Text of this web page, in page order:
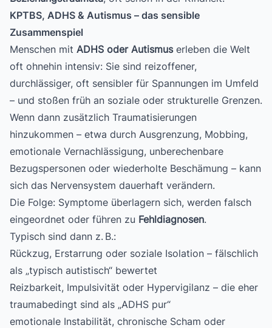
KPTBS, ADHS & Autismus – das sensible
Zusammenspiel
Menschen mit ADHS oder Autismuserleben die Welt
oft ohnehin intensiv: Sie sind reizoffener,
durchlässiger, oft sensibler für Spannungen im Umfeld
– und stoßen früh an soziale oder strukturelle Grenzen.
Wenn dann zusätzlich Traumatisierungen
hinzukommen – etwa durch Ausgrenzung, Mobbing,
emotionale Vernachlässigung, unberechenbare
Bezugspersonen oder wiederholte Beschämung – kann
sich das Nervensystem dauerhaft verändern.
Die Folge: Symptome überlagern sich, werden falsch
eingeordnet oder führen zu Fehldiagnosen.
Typisch sind dann z. B.:
Rückzug, Erstarrung oder soziale Isolation – fälschlich
als „typisch autistisch“ bewertet
Reizbarkeit, Impulsivität oder Hypervigilanz – die eher
traumabedingt sind als „ADHS pur“
emotionale Instabilität, chronische Scham oder